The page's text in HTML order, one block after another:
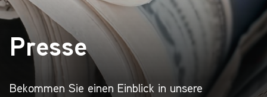
Presse
Bekommen Sie einen Einblick in unsere